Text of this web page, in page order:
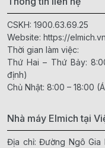
CSKH: 1900.63.69.25
Website: https://elmich.vn
Thời gian làm việc:
Thứ Hai – Thứ Bảy:
định)
Chủ Nhật: 8:00 – 18:00
Nhà máy Elmich tại
Địa chỉ: Đường Ngô Gia